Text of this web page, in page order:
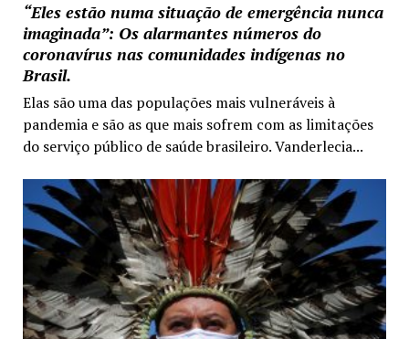
“Eles estão numa situação de emergência nunca
imaginada”: Os alarmantes números do
coronavírus nas comunidades indígenas no
Brasil.
Elas são uma das populações mais vulneráveis à
pandemia e são as que mais sofrem com as limitações
do serviço público de saúde brasileiro. Vanderlecia...